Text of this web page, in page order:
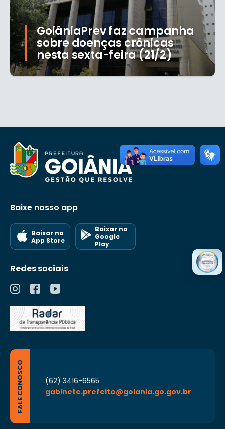
GoiâniaPrev faz campanha
sobre doenças crônicas
nesta sexta-feira (21/2)
Baixe nosso app
Baixar no
App Store
Baixar no
Google
Play
Redes sociais
FALE CONOSCO
(62) 3416-6565
gabinete.prefeito@goiania.go.gov.br